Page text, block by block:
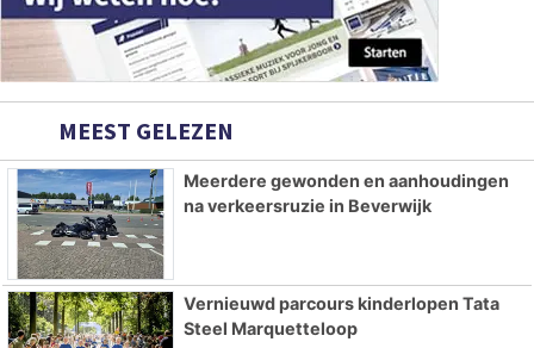
MEEST GELEZEN
Meerdere gewonden en aanhoudingen
na verkeersruzie in Beverwijk
Vernieuwd parcours kinderlopen Tata
Steel Marquetteloop